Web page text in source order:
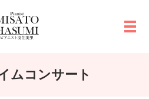
メ
ムコンサート